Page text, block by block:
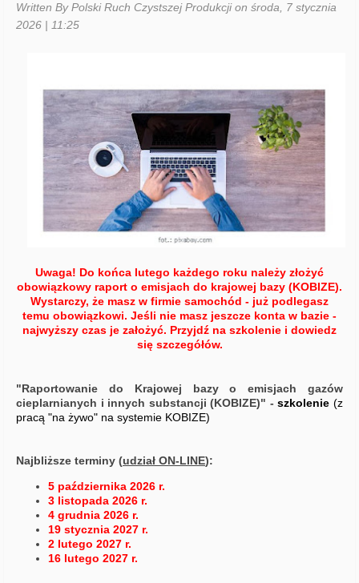
Written By Polski Ruch Czystszej Produkcji on środa, 7 stycznia
2026 | 11:25
Uwaga! Do końca lutego każdego roku należy złożyć
obowiązkowy raport o emisjach do krajowej bazy (KOBIZE).
Wystarczy, że masz w firmie samochód - już podlegasz
temu obowiązkowi. Jeśli nie masz jeszcze konta w bazie -
najwyższy czas je założyć. Przyjdź na szkolenie i dowiedz
się szczegółów.
"Raportowanie do Krajowej bazy o emisjach gazów
cieplarnianych i innych substancji (KOBIZE)" -szkolenie(z
pracą "na żywo" na systemie KOBIZE)
Najbliższe terminy (udział ON-LINE):
5 października 2026 r.
3 listopada 2026 r.
4 grudnia 2026 r.
19 stycznia 2027 r.
2 lutego 2027 r.
16 lutego 2027 r.